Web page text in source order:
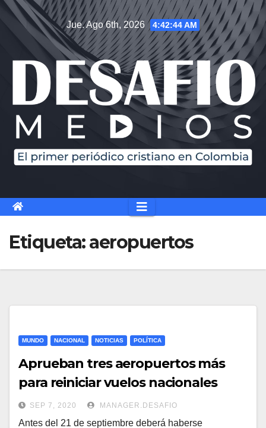
Saltar
contenido
Jue. Ago 6th, 2026 4:42:44 AM
Etiqueta:aeropuertos
MUNDO NACIONAL NOTICIAS POLÍTICA
Aprueban tres aeropuertos más
para reiniciar vuelos nacionales
SEP 7, 2020 MANAGER.DESAFIO
Antes del 21 de septiembre deberá haberse